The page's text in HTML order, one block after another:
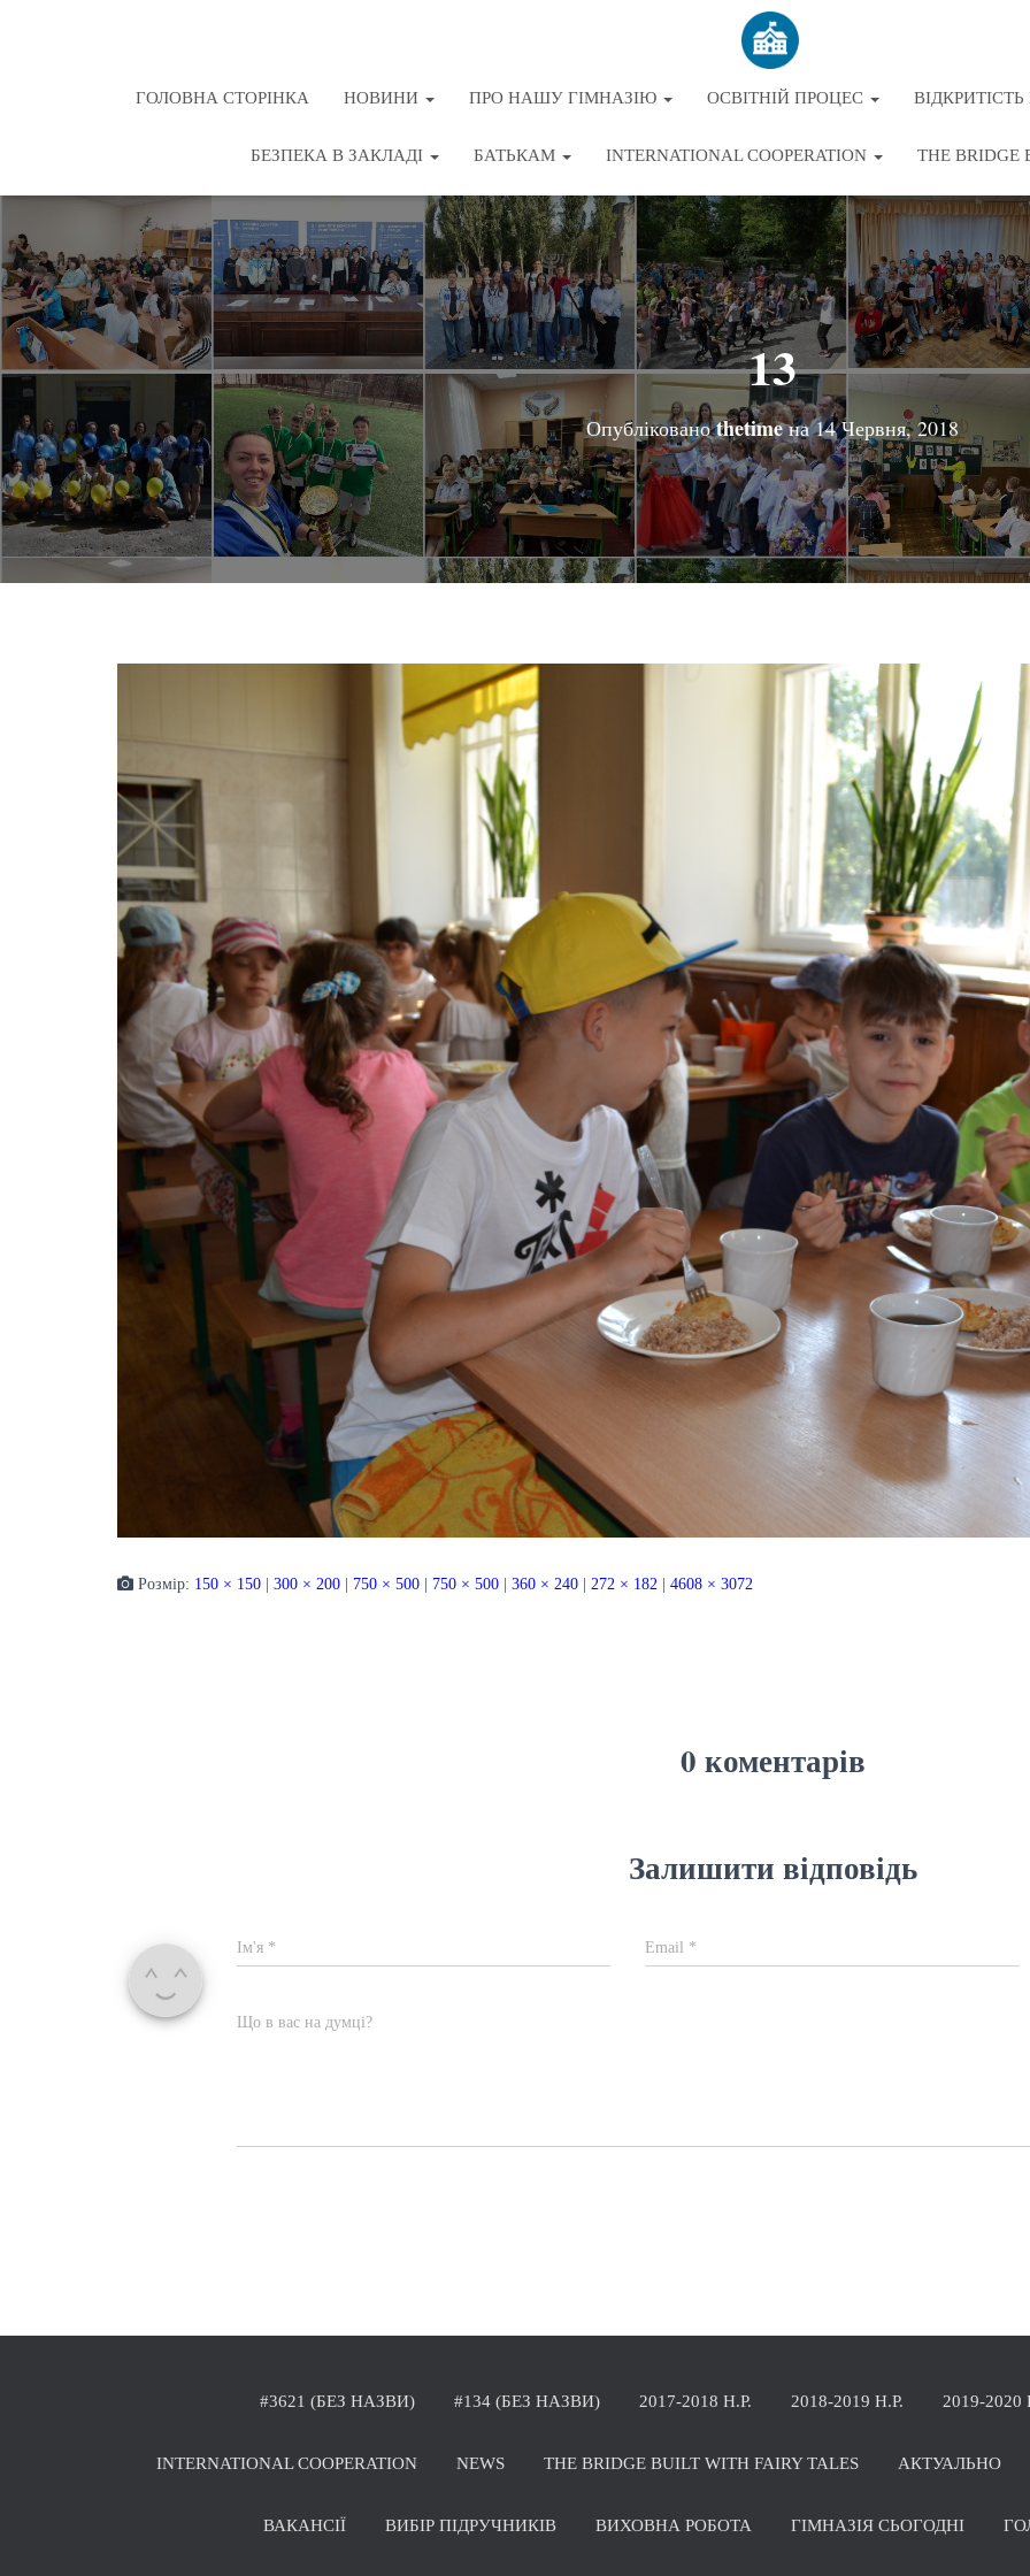
ГОЛОВНА СТОРІНКА НОВИНИ ПРО НАШУ ГІМНАЗІЮ ОСВІТНІЙ ПРОЦЕС
БЕЗПЕКА В ЗАКЛАДІ БАТЬКАМ INTERNATIONAL COOPERATION THE BRIDGE
13
Опублікованоthetimeна14 Червня, 2018
Розмір: 150 × 150 300 × 200 750 × 500 750 × 500 360 × 240 272 × 182 4608 × 3072
0 коментарів
Залишити відповідь
Ім'я * Email *
Що в вас на думці?
#3621 (БЕЗ НАЗВИ) #134 (БЕЗ НАЗВИ) 2017-2018 Н.Р. 2018-2019 Н.Р. 2019-2020
INTERNATIONAL COOPERATION NEWS THE BRIDGE BUILT WITH FAIRY TALES АКТУАЛЬНО
ВАКАНСІЇ ВИБІР ПІДРУЧНИКІВ ВИХОВНА РОБОТА ГІМНАЗІЯ СЬОГОДНІ